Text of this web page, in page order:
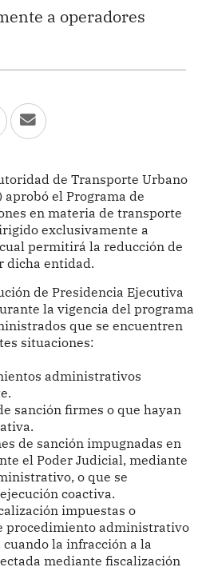
a operadores
de Transporte Urbano
aprobó el Programa de
en materia de transporte
exclusivamente a
permitirá la reducción de
dicha entidad.
de Presidencia Ejecutiva
la vigencia del programa
que se encuentren
situaciones:
administrativos
sanción firmes o que hayan
de sanción impugnadas en
el Poder Judicial, mediante
o que se
coactiva.
impuestas o
procedimiento administrativo
la infracción a la
mediante fiscalización